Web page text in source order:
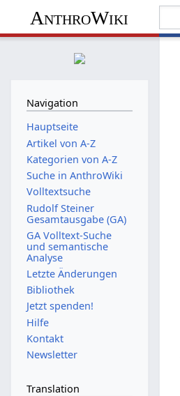
AnthroWiki
Navigation
Hauptseite
Artikel von A-Z
Kategorien von A-Z
Suche in AnthroWiki
Volltextsuche
Rudolf Steiner
Gesamtausgabe (GA)
GA Volltext-Suche
und semantische
Analyse
Letzte Änderungen
Bibliothek
Jetzt spenden!
Hilfe
Kontakt
Newsletter
Translation